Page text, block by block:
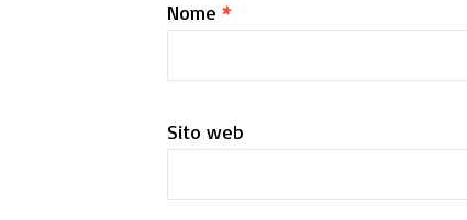
Nome *
Sito web